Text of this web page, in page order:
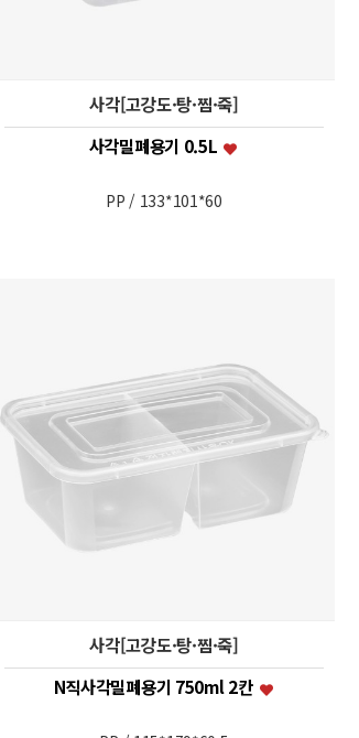
사각[고강도·탕·찜·죽]
사각밀폐용기 0.5L
PP / 133*101*60
사각[고강도·탕·찜·죽]
N직사각밀폐용기 750ml 2칸